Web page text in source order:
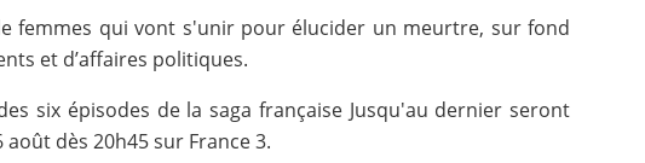
femmes qui vont s'unir pour élucider un meurtre, sur fond
et d’affaires politiques.
six épisodes de la saga française Jusqu'au dernier seront
dès 20h45 sur France 3.